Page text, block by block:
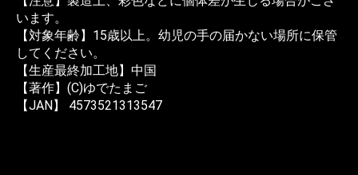
います。
【対象年齢】15歳以上。幼児の手の届かない場所に保管
してください。
【生産最終加工地】中国
【著作】(C)ゆでたまご
【JAN】 4573521313547